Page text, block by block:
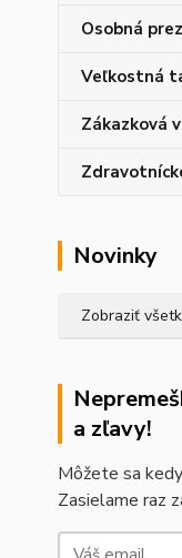
Osobná
Veľkostná
Zákazková
Novinky
Zobraziť
a zľavy!
Môžete sa
Zasielame raz